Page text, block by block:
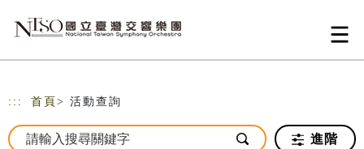
::: 首頁 > 活動查詢
進階